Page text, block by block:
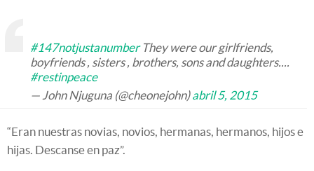
#147notjustanumberThey were our girlfriends,
boyfriends , sisters , brothers, sons and daughters....
#restinpeace
— John Njuguna (@cheonejohn)abril 5, 2015
“Eran nuestras novias, novios, hermanas, hermanos, hijos e
hijas. Descanse en paz”.